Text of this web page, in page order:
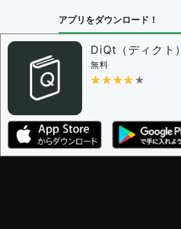
アプリをダウンロード！
DiQt（ディクト）
無料
★★★★★
★★★★★